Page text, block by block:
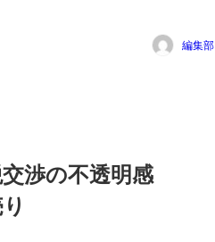
編集部
渉の不透明感